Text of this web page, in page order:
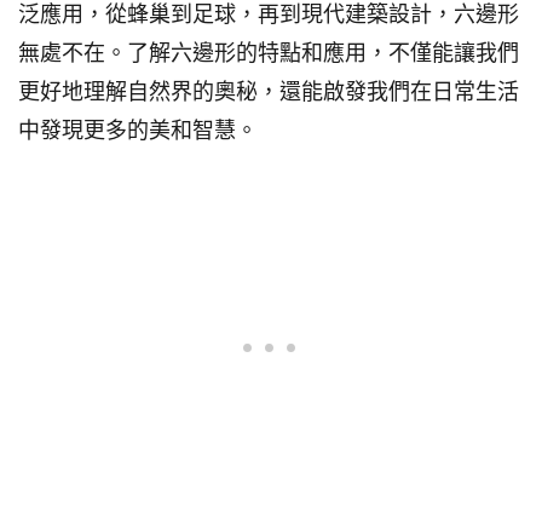
泛應用，從蜂巢到足球，再到現代建築設計，六邊形
無處不在。了解六邊形的特點和應用，不僅能讓我們
更好地理解自然界的奧秘，還能啟發我們在日常生活
中發現更多的美和智慧。